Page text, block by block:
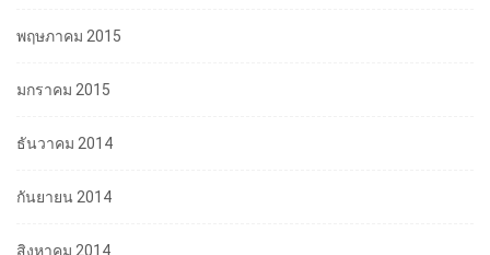
พฤษภาคม 2015
มกราคม 2015
ธันวาคม 2014
กันยายน 2014
สิงหาคม 2014